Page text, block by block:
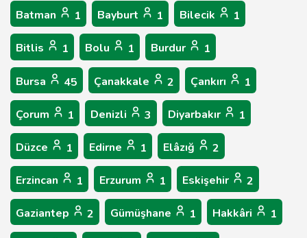
Batman 1 Bayburt 1 Bilecik 1
Bitlis 1 Bolu 1 Burdur 1
Bursa 45 Çanakkale 2 Çankırı 1
Çorum 1 Denizli 3 Diyarbakır 1
Düzce 1 Edirne 1 Elâzığ 2
Erzincan 1 Erzurum 1 Eskişehir 2
Gaziantep 2 Gümüşhane 1 Hakkâri 1